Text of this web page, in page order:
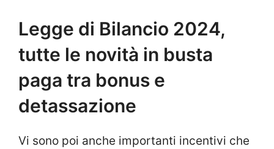
Legge di Bilancio 2024,
tutte le novità in busta
paga tra bonus e
detassazione
Vi sono poi anche importanti incentivi che